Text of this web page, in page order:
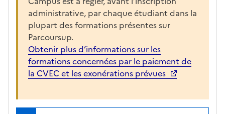
administrative, par chaque étudiant dans la
plupart des formations présentes sur
Parcoursup.
Obtenir plus d’informations sur les
formations concernées par le paiement de
la CVEC et les exonérations prévues